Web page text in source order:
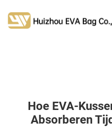
Hoe EVA-
Absorberen